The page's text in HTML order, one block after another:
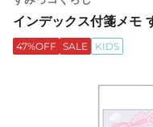
インデックス付箋メモ
47%OFF SALE KIDS